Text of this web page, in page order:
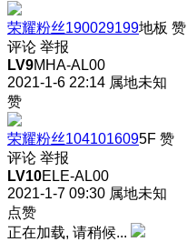
荣耀粉丝190029199地板 赞
评论 举报
LV9MHA-AL00
2021-1-6 22:14 属地未知
赞
荣耀粉丝1041016095F 赞
评论 举报
LV10ELE-AL00
2021-1-7 09:30 属地未知
点赞
正在加载, 请稍候...